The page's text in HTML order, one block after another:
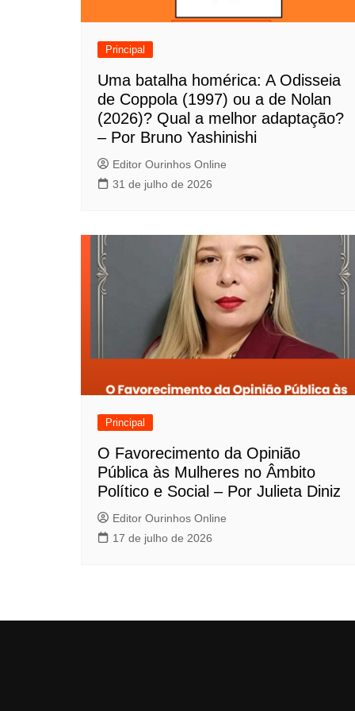
ã
t
Principal
Uma batalha homérica: A Odisseia
de Coppola (1997) ou a de Nolan
(2026)? Qual a melhor adaptação?
– Por Bruno Yashinishi
Editor Ourinhos Online
31 de julho de 2026
Principal
O Favorecimento da Opinião
Pública às Mulheres no Âmbito
Político e Social – Por Julieta Diniz
Editor Ourinhos Online
17 de julho de 2026